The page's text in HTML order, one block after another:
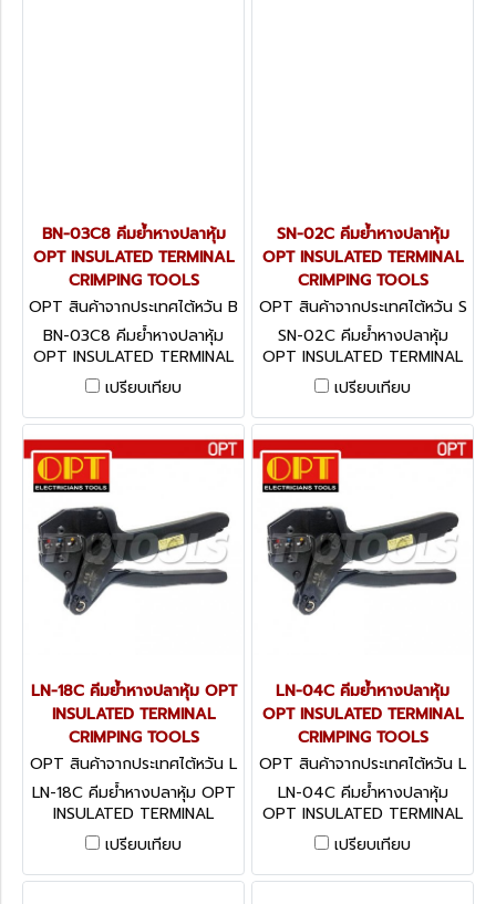
BN-03C8 คีมย้ำหางปลาหุ้ม
OPT INSULATED TERMINAL
CRIMPING TOOLS
OPT สินค้าจากประเทศไต้หวัน B
N-03C8
BN-03C8 คีมย้ำหางปลาหุ้ม
OPT INSULATED TERMINAL
CRIMPING TOOLS
เปรียบเทียบ
SN-02C คีมย้ำหางปลาหุ้ม
OPT INSULATED TERMINAL
CRIMPING TOOLS
OPT สินค้าจากประเทศไต้หวัน S
N-02C
SN-02C คีมย้ำหางปลาหุ้ม
OPT INSULATED TERMINAL
CRIMPING TOOLS
เปรียบเทียบ
LN-18C คีมย้ำหางปลาหุ้ม OPT
INSULATED TERMINAL
CRIMPING TOOLS
OPT สินค้าจากประเทศไต้หวัน L
N-18C
LN-18C คีมย้ำหางปลาหุ้ม OPT
INSULATED TERMINAL
CRIMPING TOOLS
เปรียบเทียบ
LN-04C คีมย้ำหางปลาหุ้ม
OPT INSULATED TERMINAL
CRIMPING TOOLS
OPT สินค้าจากประเทศไต้หวัน L
N-04C
LN-04C คีมย้ำหางปลาหุ้ม
OPT INSULATED TERMINAL
CRIMPING TOOLS
เปรียบเทียบ